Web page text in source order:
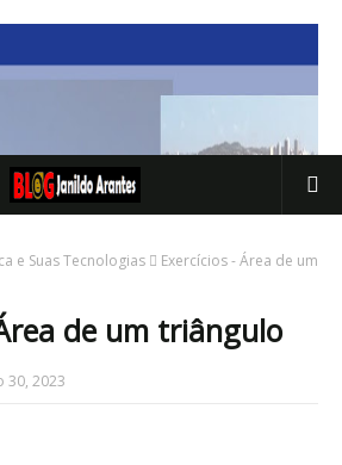
e Suas Tecnologias
Exercícios - Área de um
de um triângulo
30, 2023